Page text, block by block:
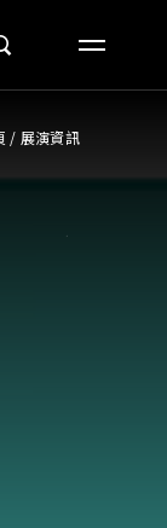
/ 展演資訊